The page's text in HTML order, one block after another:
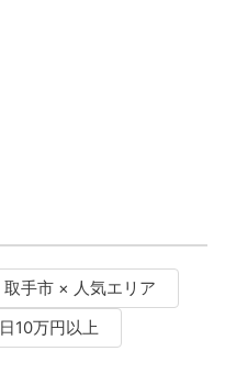
取手市 × 人気エリア
10万円以上